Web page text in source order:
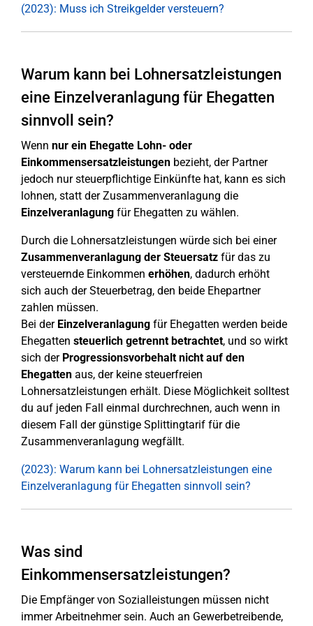
(2023): Muss ich Streikgelder versteuern?
Warum kann bei Lohnersatzleistungen
eine Einzelveranlagung für Ehegatten
sinnvoll sein?
Wenn nur ein Ehegatte Lohn- oder
Einkommensersatzleistungen bezieht, der Partner
jedoch nur steuerpflichtige Einkünfte hat, kann es sich
lohnen, statt der Zusammenveranlagung die
Einzelveranlagung für Ehegatten zu wählen.
Durch die Lohnersatzleistungen würde sich bei einer
Zusammenveranlagung der Steuersatz für das zu
versteuernde Einkommen erhöhen, dadurch erhöht
sich auch der Steuerbetrag, den beide Ehepartner
zahlen müssen.
Bei der Einzelveranlagung für Ehegatten werden beide
Ehegatten steuerlich getrennt betrachtet, und so wirkt
sich der Progressionsvorbehalt nicht auf den
Ehegatten aus, der keine steuerfreien
Lohnersatzleistungen erhält. Diese Möglichkeit solltest
du auf jeden Fall einmal durchrechnen, auch wenn in
diesem Fall der günstige Splittingtarif für die
Zusammenveranlagung wegfällt.
(2023): Warum kann bei Lohnersatzleistungen eine
Einzelveranlagung für Ehegatten sinnvoll sein?
Was sind
Einkommensersatzleistungen?
Die Empfänger von Sozialleistungen müssen nicht
immer Arbeitnehmer sein. Auch an Gewerbetreibende,